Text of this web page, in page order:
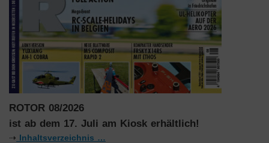
ROTOR 08/2026
ist ab dem 17. Juli am Kiosk erhältlich!
⇢ Inhaltsverzeichnis …